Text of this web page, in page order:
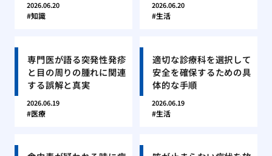
2026.06.20
知識
2026.06.20
生活
専門医が語る突発性発疹
と目の周りの腫れに関連
する誤解と真実
2026.06.19
医療
適切な診療科を選択して
安全を確保するための具
体的な手順
2026.06.19
生活